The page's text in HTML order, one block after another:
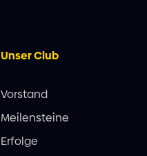
Unser Club
Vorstand
Meilensteine
Erfolge